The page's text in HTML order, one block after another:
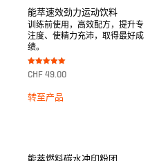
能萃速效劲力运动饮料
训练前使用，高效配方，提升专
注度、使精力充沛，取得最好成
绩。
Bewertet mit
5.00
CHF 49.00
转至产品